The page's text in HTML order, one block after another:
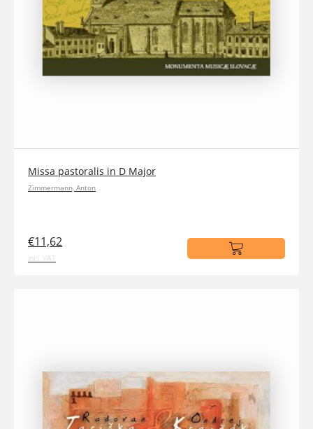
Missa pastoralis in D Major
Zimmermann, Anton
€11,62
incl. VAT